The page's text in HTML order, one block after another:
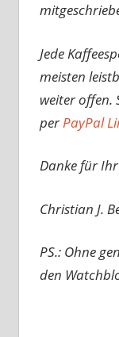
Jede
meisten
weiter offen.
perPayPal
Danke für
Christian J.
PS.: Ohne
den